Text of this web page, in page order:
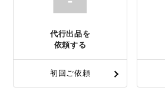
代行出品を
依頼する
初回ご依頼